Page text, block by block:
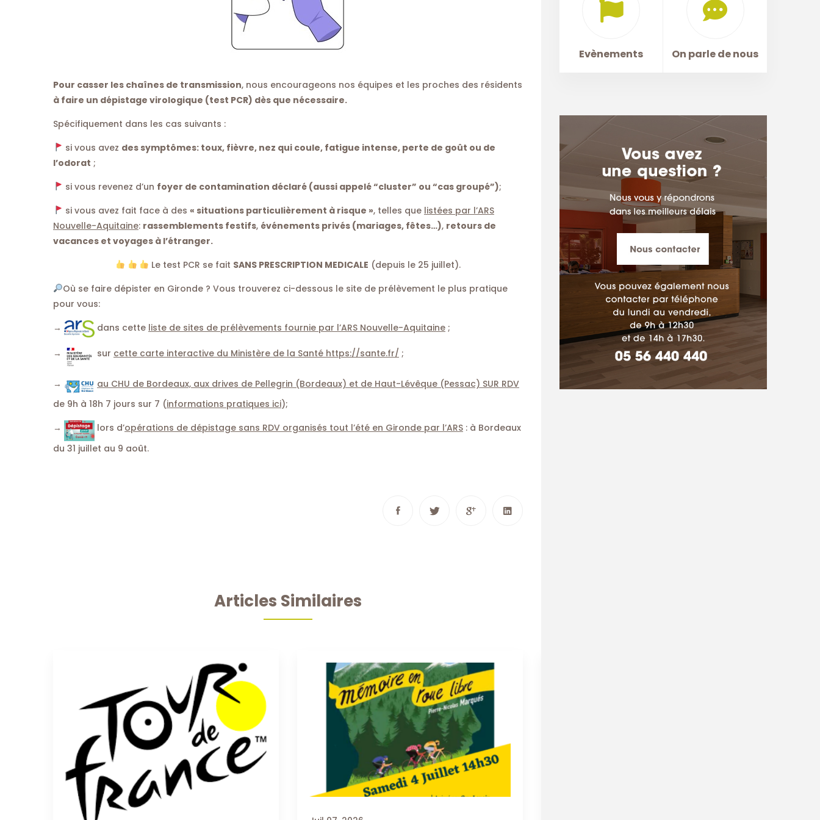
Pour casser les chaînes de transmission, nous encourageons nos équipes et les proches des résidents
à faire un dépistage virologique (test PCR) dès que nécessaire.
Spécifiquement dans les cas suivants :
si vous avez des symptômes: toux, fièvre, nez qui coule, fatigue intense, perte de goût ou de
l’odorat ;
si vous revenez d’un foyer de contamination déclaré (aussi appelé “cluster” ou “cas groupé”);
si vous avez fait face à des « situations particulièrement à risque », telles que listées par l’ARS
Nouvelle-Aquitaine: rassemblements festifs, événements privés (mariages, fêtes…), retours de
vacances et voyages à l’étranger.
Le test PCR se fait SANS PRESCRIPTION MEDICALE (depuis le 25 juillet).
Où se faire dépister en Gironde ? Vous trouverez ci-dessous le site de prélèvement le plus pratique
pour vous:
→
dans cette liste de sites de prélèvements fournie par l’ARS Nouvelle-Aquitaine ;
→ sur cette carte interactive du Ministère de la Santé https://sante.fr/ ;
→
au CHU de Bordeaux, aux drives de Pellegrin (Bordeaux) et de Haut-Lévêque (Pessac) SUR RDV
de 9h à 18h 7 jours sur 7 (informations pratiques ici);
→
lors d’opérations de dépistage sans RDV organisés tout l’été en Gironde par l’ARS : à Bordeaux
du 31 juillet au 9 août.
Articles Similaires
Evènements On parle de nous